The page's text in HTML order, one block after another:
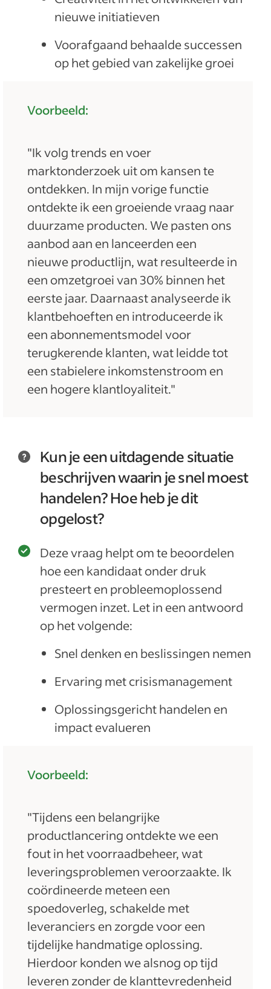
nieuwe initiatieven
Voorafgaand behaalde successen
op het gebied van zakelijke groei
Voorbeeld:
"Ik volg trends en voer
marktonderzoek uit om kansen te
ontdekken. In mijn vorige functie
ontdekte ik een groeiende vraag naar
duurzame producten. We pasten ons
aanbod aan en lanceerden een
nieuwe productlijn, wat resulteerde in
een omzetgroei van 30% binnen het
eerste jaar. Daarnaast analyseerde ik
klantbehoeften en introduceerde ik
een abonnementsmodel voor
terugkerende klanten, wat leidde tot
een stabielere inkomstenstroom en
een hogere klantloyaliteit."
Kun je een uitdagende situatie
beschrijven waarin je snel moest
handelen? Hoe heb je dit
opgelost?
Deze vraag helpt om te beoordelen
hoe een kandidaat onder druk
presteert en probleemoplossend
vermogen inzet. Let in een antwoord
op het volgende:
Snel denken en beslissingen nemen
Ervaring met crisismanagement
Oplossingsgericht handelen en
impact evalueren
Voorbeeld:
"Tijdens een belangrijke
productlancering ontdekte we een
fout in het voorraadbeheer, wat
leveringsproblemen veroorzaakte. Ik
coördineerde meteen een
spoedoverleg, schakelde met
leveranciers en zorgde voor een
tijdelijke handmatige oplossing.
Hierdoor konden we alsnog op tijd
leveren zonder de klanttevredenheid